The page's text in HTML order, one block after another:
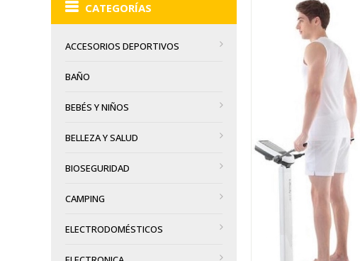
CATEGORÍAS
ACCESORIOS DEPORTIVOS
BAÑO
BEBÉS Y NIÑOS
BELLEZA Y SALUD
BIOSEGURIDAD
CAMPING
ELECTRODOMÉSTICOS